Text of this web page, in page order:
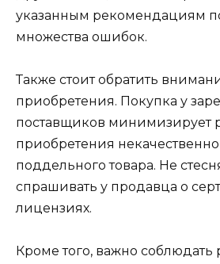
указанным рекомендациям
множества ошибок.
Также стоит обратить
приобретения. Покупка у
поставщиков минимизирует
приобретения
поддельного товара. Не
спрашивать у продавца о
лицензиях.
Кроме того, важно